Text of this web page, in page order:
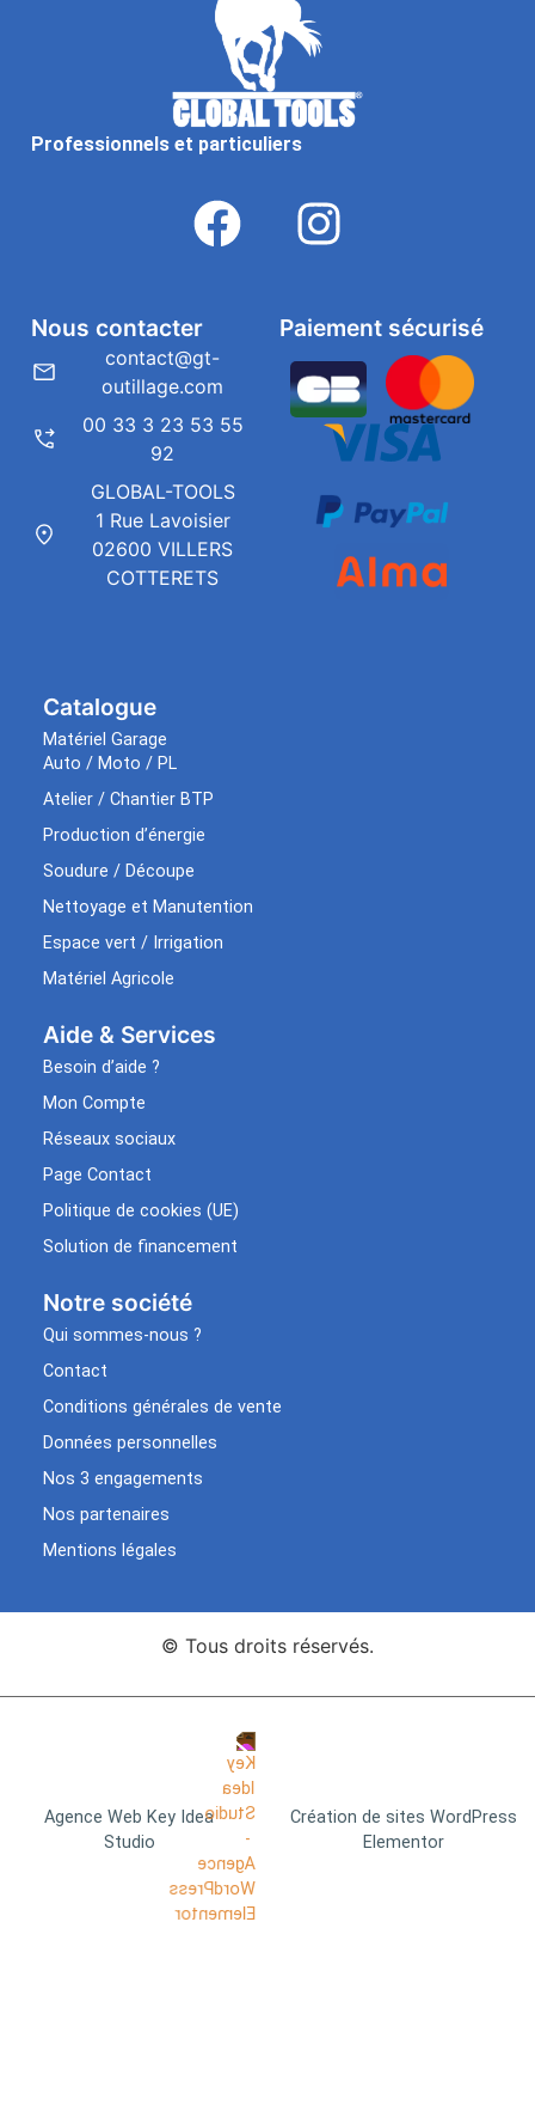
Professionnels et particuliers
Catalogue
Matériel Garage
Auto / Moto / PL
Atelier / Chantier BTP
Production d’énergie
Soudure / Découpe
Nettoyage et Manutention
Espace vert / Irrigation
Matériel Agricole
Aide & Services​
Besoin d’aide ?
Mon Compte
Réseaux sociaux
Page Contact
Politique de cookies (UE)
Solution de financement
Notre société
Qui sommes-nous ?
Contact
Conditions générales de vente
Données personnelles
Nos 3 engagements
Nos partenaires
Mentions légales
Paiement sécurisé
Nous contacter
contact@gt-
outillage.com
00 33 3 23 53 55
92
GLOBAL-TOOLS
1 Rue Lavoisier
02600 VILLERS
COTTERETS
© Tous droits réservés.
Agence Web Key Idea
Studio
Création de sites WordPress
Elementor